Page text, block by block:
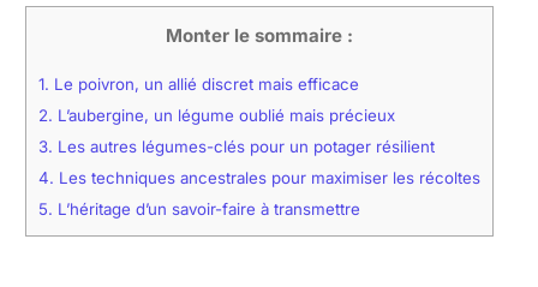
Monter le sommaire :
1. Le poivron, un allié discret mais efficace
2. L’aubergine, un légume oublié mais précieux
3. Les autres légumes-clés pour un potager résilient
4. Les techniques ancestrales pour maximiser les récoltes
5. L’héritage d’un savoir-faire à transmettre